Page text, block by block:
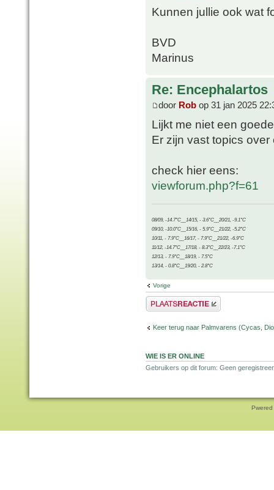
Kunnen jullie ook wat
BVD
Marinus
Re: Encephalartos
door Rob op 31 jan 2025
Lijkt me niet een
Er zijn vast topics
check hier eens:
viewforum.php?f=61
08/09, -14.7°C__14/15, - 3.6°C__20/21, -9.1°C
09/10, -10.0°C__15/16, - 5.9°C__21/22, -5.2°C
10/11, - 7.9°C__16/17, - 7.9°C__21/22, -6.9°C
11/12, -14.7°C__17/18, - 8.3°C__22/23, -7.1°C
12/13, - 7.9°C__18/19, - 7.5°C
13/14, - 0.8°C__19/20, - 2.8°C
Vorige
Plaats een reactie
Keer terug naar Palmvarens (Cycas,
WIE IS ER ONLINE
Gebruikers op dit forum: Geen